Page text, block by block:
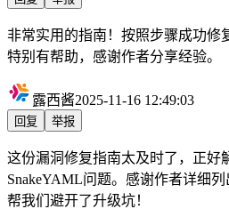
非常实用的指南！按照步骤成功修
特别有帮助，感谢作者分享经验。
露西酱2025-11-16 12:49:03
回复 举报
这份漏洞修复指南太及时了，正好
SnakeYAML问题。感谢作者详细列
帮我们避开了升级坑！